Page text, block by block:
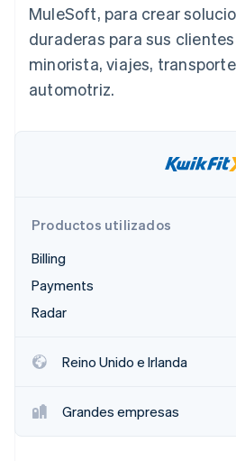
Sesiones de Stripe 2026
Descubre cómo Stripe
Ecosistema
MuleSoft, para crear
duraderas para sus
minorista, viajes,
automotriz.
Productos utilizados
Billing
Payments
Radar
Reino Unido e Irlanda
Grandes empresas